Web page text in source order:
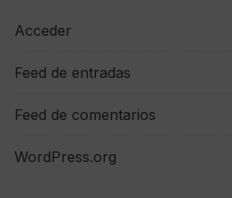
Acceder
Feed de entradas
Feed de comentarios
WordPress.org